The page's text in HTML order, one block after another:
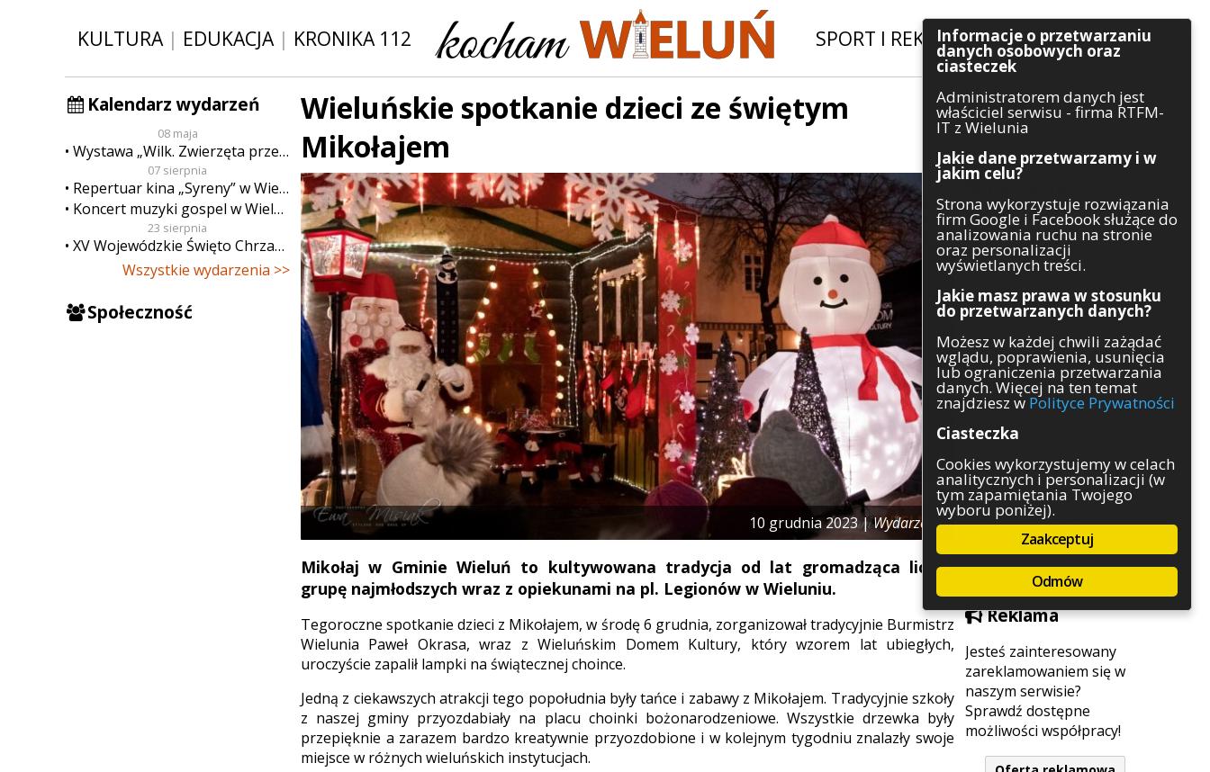
KULTURA| EDUKACJA| KRONIKA 112 SPORT I REKREACJA|INWESTYCJE
Kalendarz wydarzeń
08 maja
Wystawa „Wilk. Zwierzęta przeklęte”
07 sierpnia
Repertuar kina „Syreny” w Wieluniu w dn. od 7 do 13 sierpnia
Koncert muzyki gospel w Wieluniu
23 sierpnia
XV Wojewódzkie Święto Chrzanu
Wszystkie wydarzenia >>
Społeczność
Szukaj
Kategorie
Architektura
Gospodarka
Handel
Komunikaty
Kultura
Polityka
Pozostałe
Psychologia
Rolnictwo
Służby
Sport
Środowisko
Szkolnictwo
Wydarzenia
Zapowiedzi
Zdrowie
Reklama
Jesteś zainteresowany
zareklamowaniem się w
naszym serwisie?
Sprawdź dostępne
możliwości współpracy!
Wieluńskie spotkanie dzieci ze świętym
Mikołajem
10 grudnia 2023 |Wydarzenia
Mikołaj w Gminie Wieluń to kultywowana tradycja od lat gromadząca liczną
grupę najmłodszych wraz z opiekunami na pl. Legionów w Wieluniu.
Tegoroczne spotkanie dzieci z Mikołajem, w środę 6 grudnia, zorganizował tradycyjnie Burmistrz
Wielunia Paweł Okrasa, wraz z Wieluńskim Domem Kultury, który wzorem lat ubiegłych,
uroczyście zapalił lampki na świątecznej choince.
Jedną z ciekawszych atrakcji tego popołudnia były tańce i zabawy z Mikołajem. Tradycyjnie szkoły
z naszej gminy przyozdabiały na placu choinki bożonarodzeniowe. Wszystkie drzewka były
przepięknie a zarazem bardzo kreatywnie przyozdobione i w kolejnym tygodniu znalazły swoje
miejsce w różnych wieluńskich instytucjach.
Informacje o przetwarzaniu
danych osobowych oraz
ciasteczek
Administratorem danych jest
właściciel serwisu - firma RTFM-
IT z Wielunia
Jakie dane przetwarzamy i w
jakim celu?
Strona wykorzystuje rozwiązania
firm Google i Facebook służące do
analizowania ruchu na stronie
oraz personalizacji
wyświetlanych treści.
Jakie masz prawa w stosunku
do przetwarzanych danych?
Możesz w każdej chwili zażądać
wglądu, poprawienia, usunięcia
lub ograniczenia przetwarzania
danych. Więcej na ten temat
znajdziesz w Polityce Prywatności
Ciasteczka
Cookies wykorzystujemy w celach
analitycznych i personalizacji (w
tym zapamiętania Twojego
wyboru poniżej).
Zaakceptuj
Odmów